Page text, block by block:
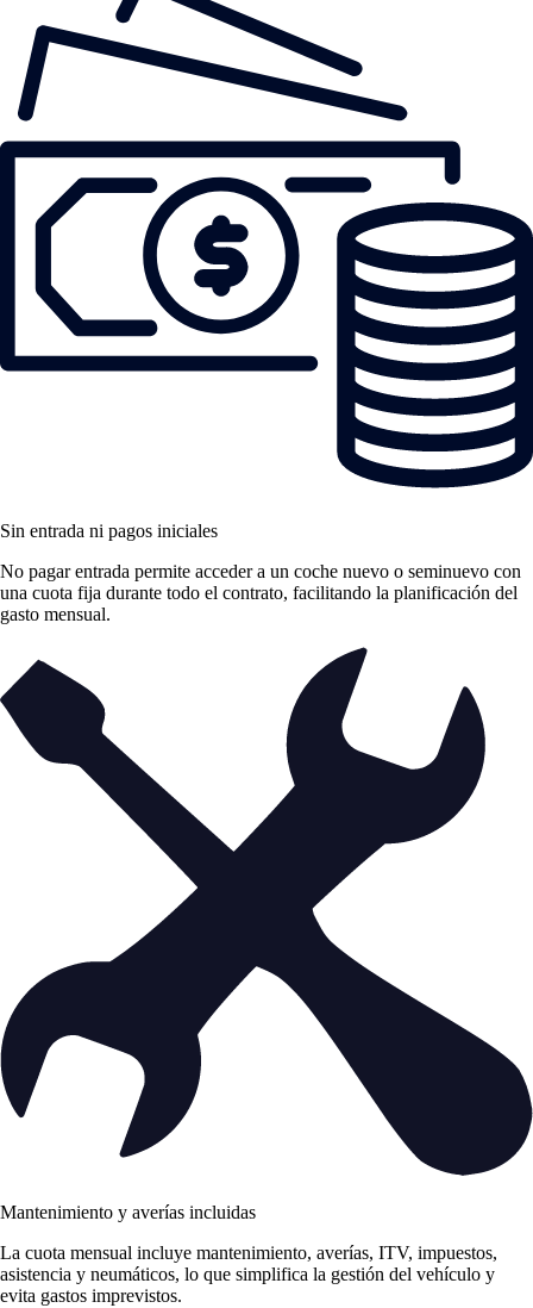
Sin entrada ni pagos iniciales
No pagar entrada permite acceder a un coche nuevo o seminuevo con
una cuota fija durante todo el contrato, facilitando la planificación del
gasto mensual.
Mantenimiento y averías incluidas
La cuota mensual incluye mantenimiento, averías, ITV, impuestos,
asistencia y neumáticos, lo que simplifica la gestión del vehículo y
evita gastos imprevistos.